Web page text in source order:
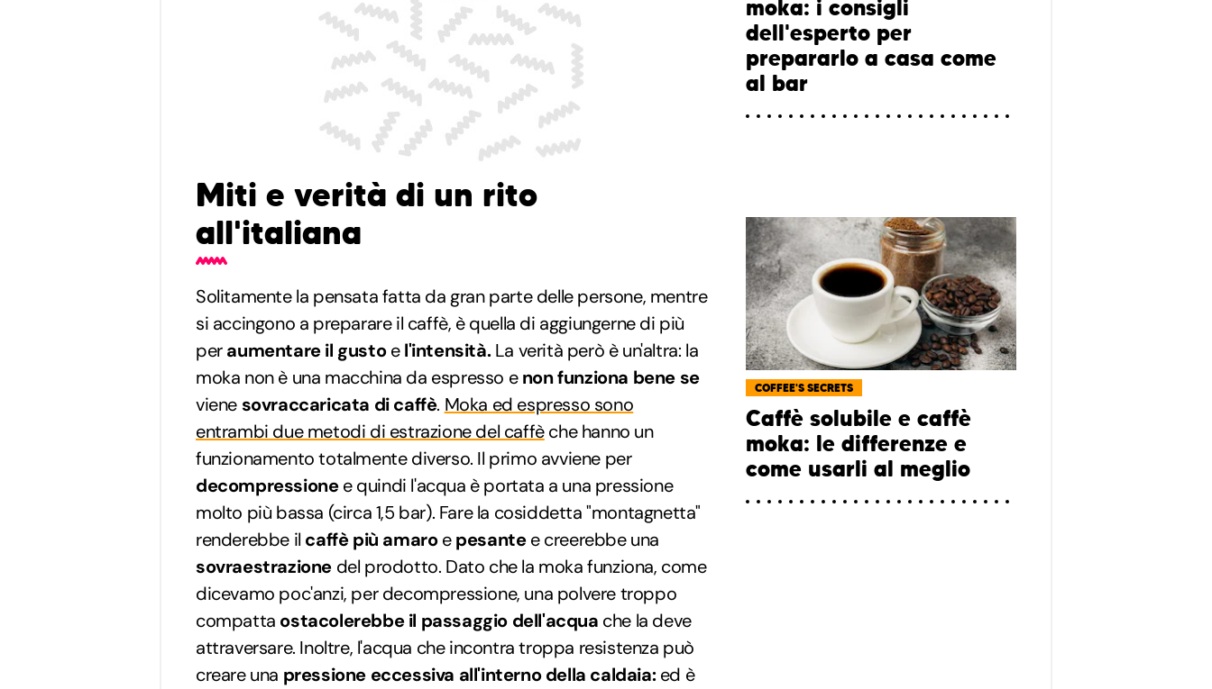
Miti e verità di un rito
all'italiana
Solitamente la pensata fatta da gran parte delle persone, mentre
si accingono a preparare il caffè, è quella di aggiungerne di più
peraumentare il gustoel'intensità.La verità però è un'altra: la
moka non è una macchina da espresso enon funziona bene se
viene sovraccaricata di caffè. Moka ed espresso sono
entrambi due metodi di estrazione del caffèche hanno un
funzionamento totalmente diverso. Il primo avviene per
decompressionee quindi l'acqua è portata a una pressione
molto più bassa (circa 1,5 bar). Fare la cosiddetta "montagnetta"
renderebbe il caffè più amaroepesantee creerebbe una
sovraestrazione del prodotto. Dato che la moka funziona, come
dicevamo poc'anzi, per decompressione, una polvere troppo
compatta ostacolerebbe il passaggio dell'acqua che la deve
attraversare. Inoltre, l'acqua che incontra troppa resistenza può
creare una pressione eccessiva all'interno della caldaia:ed è
moka: i consigli
dell'esperto per
prepararlo a casa come
al bar
COFFEE'S SECRETS
Caffè solubile e caffè
moka: le differenze e
come usarli al meglio